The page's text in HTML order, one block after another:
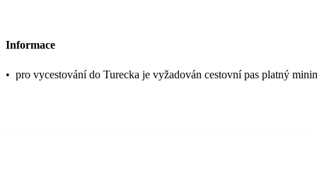
Informace
• pro vycestování do Turecka je vyžadován cestovní pas platný